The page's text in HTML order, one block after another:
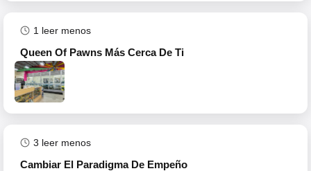
1 leer menos
Queen Of Pawns Más Cerca De Ti
3 leer menos
Cambiar El Paradigma De Empeño